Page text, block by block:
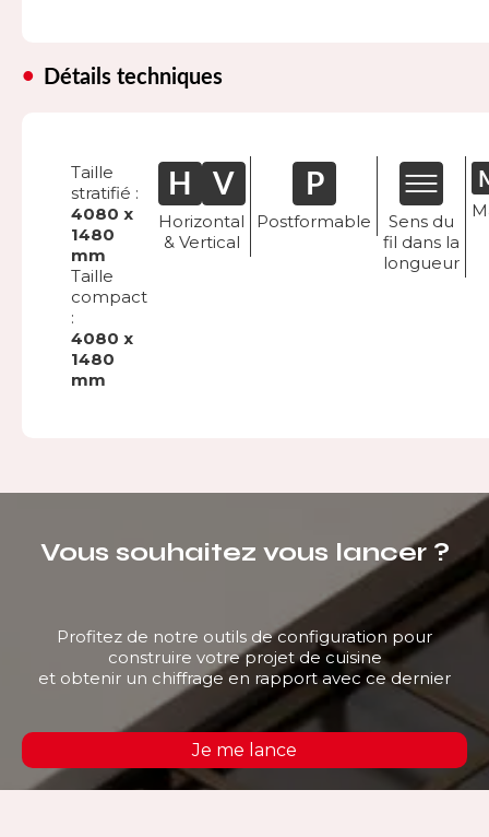
Détails techniques
Taille
stratifié :
4080 x
1480
mm
Taille
compact
:
4080 x
1480
mm
Horizontal
& Vertical
Postformable
Sens du
fil dans la
longueur
Vous souhaitez vous lancer ?
Profitez de notre outils de configuration pour
construire votre projet de cuisine
et obtenir un chiffrage en rapport avec ce dernier
Je me lance